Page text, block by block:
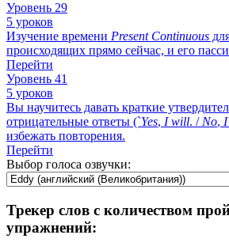
Уровень 29
5 уроков
Изучение времени Present Continuous
происходящих прямо сейчас, и его
Перейти
Уровень 41
5 уроков
Вы научитесь давать краткие
отрицательные ответы (`Yes, I will. / No, I
избежать повторения.
Перейти
Выбор голоса озвучки:
Трекер слов с количеством
упражнений: